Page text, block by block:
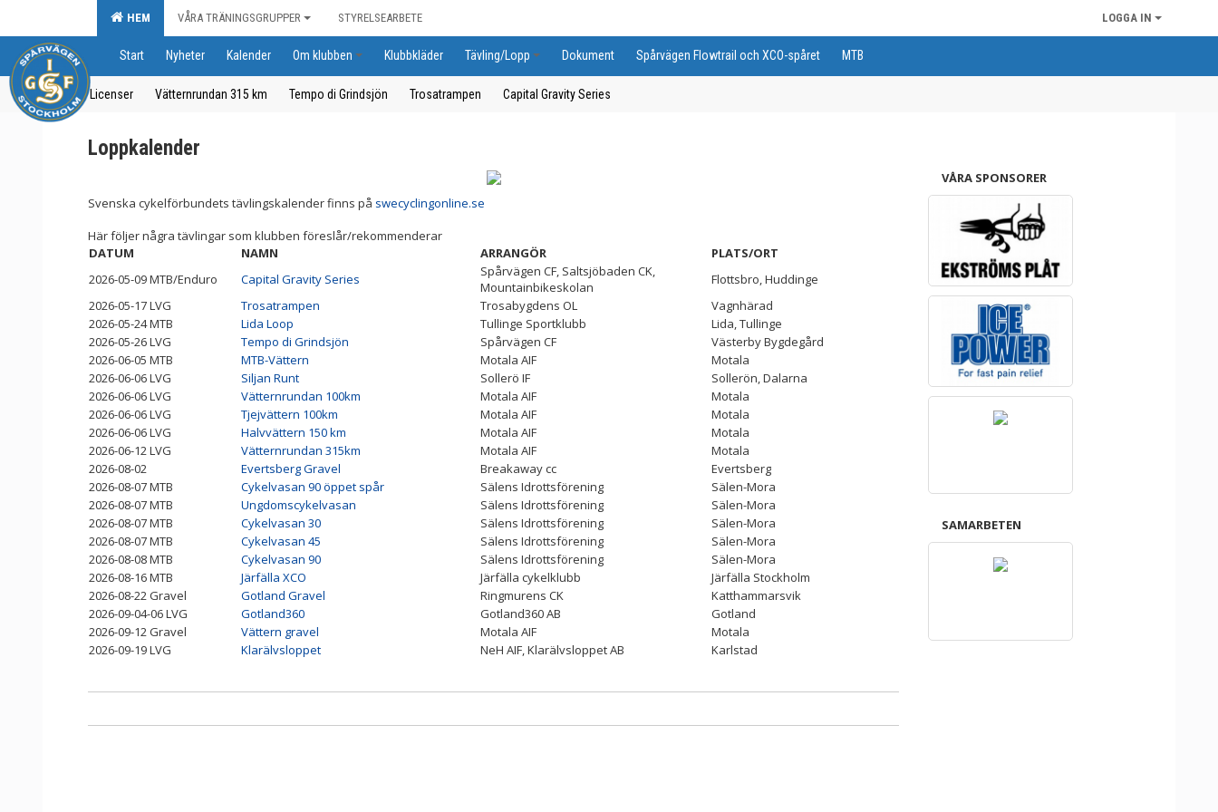
HEM VÅRA TRÄNINGSGRUPPER STYRELSEARBETE LOGGA IN
Start Nyheter Kalender Om klubben Klubbkläder Tävling/Lopp Dokument Spårvägen Flowtrail och XCO-spåret MTB
Licenser Vätternrundan 315 km Tempo di Grindsjön Trosatrampen Capital Gravity Series
Loppkalender
Svenska cykelförbundets tävlingskalender finns på swecyclingonline.se
Här följer några tävlingar som klubben föreslår/rekommenderar
DATUM
NAMN ARRANGÖR
PLATS/ORT
2026-05-09 MTB/Enduro
Capital Gravity Series
Spårvägen CF, Saltsjöbaden CK,
Mountainbikeskolan
Flottsbro, Huddinge
2026-05-17 LVG
Trosatrampen Trosabygdens OL
Vagnhärad
2026-05-24 MTB
Lida Loop Tullinge Sportklubb
Lida, Tullinge
2026-05-26 LVG
Tempo di Grindsjön Spårvägen CF
Västerby Bygdegård
2026-06-05 MTB
MTB-Vättern Motala AIF
Motala
2026-06-06 LVG
Siljan Runt Sollerö IF
Sollerön, Dalarna
2026-06-06 LVG
Vätternrundan 100km Motala AIF
Motala
2026-06-06 LVG
Tjejvättern 100km Motala AIF
Motala
2026-06-06 LVG
Halvvättern 150 km Motala AIF
Motala
2026-06-12 LVG
Vätternrundan 315km Motala AIF
Motala
2026-08-02
Evertsberg Gravel Breakaway cc
Evertsberg
2026-08-07 MTB
Cykelvasan 90 öppet spår Sälens Idrottsförening
Sälen-Mora
2026-08-07 MTB
Ungdomscykelvasan Sälens Idrottsförening
Sälen-Mora
2026-08-07 MTB
Cykelvasan 30 Sälens Idrottsförening
Sälen-Mora
2026-08-07 MTB
Cykelvasan 45 Sälens Idrottsförening
Sälen-Mora
2026-08-08 MTB
Cykelvasan 90 Sälens Idrottsförening
Sälen-Mora
2026-08-16 MTB
Järfälla XCO Järfälla cykelklubb
Järfälla Stockholm
2026-08-22 Gravel
Gotland Gravel Ringmurens CK
Katthammarsvik
2026-09-04-06 LVG
Gotland360 Gotland360 AB
Gotland
2026-09-12 Gravel
Vättern gravel Motala AIF
Motala
2026-09-19 LVG
Klarälvsloppet NeH AIF, Klarälvsloppet AB Karlstad
VÅRA SPONSORER
SAMARBETEN